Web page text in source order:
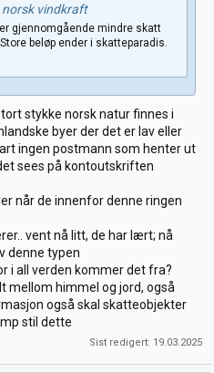
norsk vindkraft
gjennomgående mindre skatt
beløp ender i skatteparadis.
stykke norsk natur finnes i
byer der det er lav eller
ingen postmann som henter ut
sees på kontoutskriften
når de innenfor denne ringen
vent nå litt, de har lært; nå
denne typen
i all verden kommer det fra?
mellom himmel og jord, også
også skal skatteobjekter
stil dette
Sist redigert: 19.03.2025